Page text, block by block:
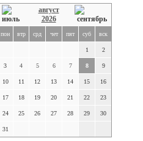
август
2026
пон втр срд чет пят суб вск
1 2
3 4 5 6 7 8 9
10 11 12 13 14 15 16
17 18 19 20 21 22 23
24 25 26 27 28 29 30
31